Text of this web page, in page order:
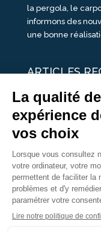
la pergola, le
informons des
une bonne
ARTICLES
25 idées de
Un été pour une
Portes Ouvertes
Une ombre
portes ouvertes
Nous Suivre